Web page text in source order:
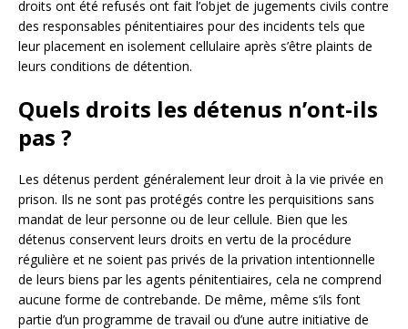
droits ont été refusés ont fait l’objet de jugements civils contre
des responsables pénitentiaires pour des incidents tels que
leur placement en isolement cellulaire après s’être plaints de
leurs conditions de détention.
Quels droits les détenus n’ont-ils
pas ?
Les détenus perdent généralement leur droit à la vie privée en
prison. Ils ne sont pas protégés contre les perquisitions sans
mandat de leur personne ou de leur cellule. Bien que les
détenus conservent leurs droits en vertu de la procédure
régulière et ne soient pas privés de la privation intentionnelle
de leurs biens par les agents pénitentiaires, cela ne comprend
aucune forme de contrebande. De même, même s’ils font
partie d’un programme de travail ou d’une autre initiative de